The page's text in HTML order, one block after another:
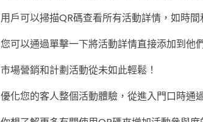
用戶可以掃描QR碼查看所有活動詳情，如時
您可以通過單擊一下將活動詳情直接添加到他
市場營銷和計劃活動從未如此輕鬆！
優化您的客人整個活動體驗，從進入門口時通